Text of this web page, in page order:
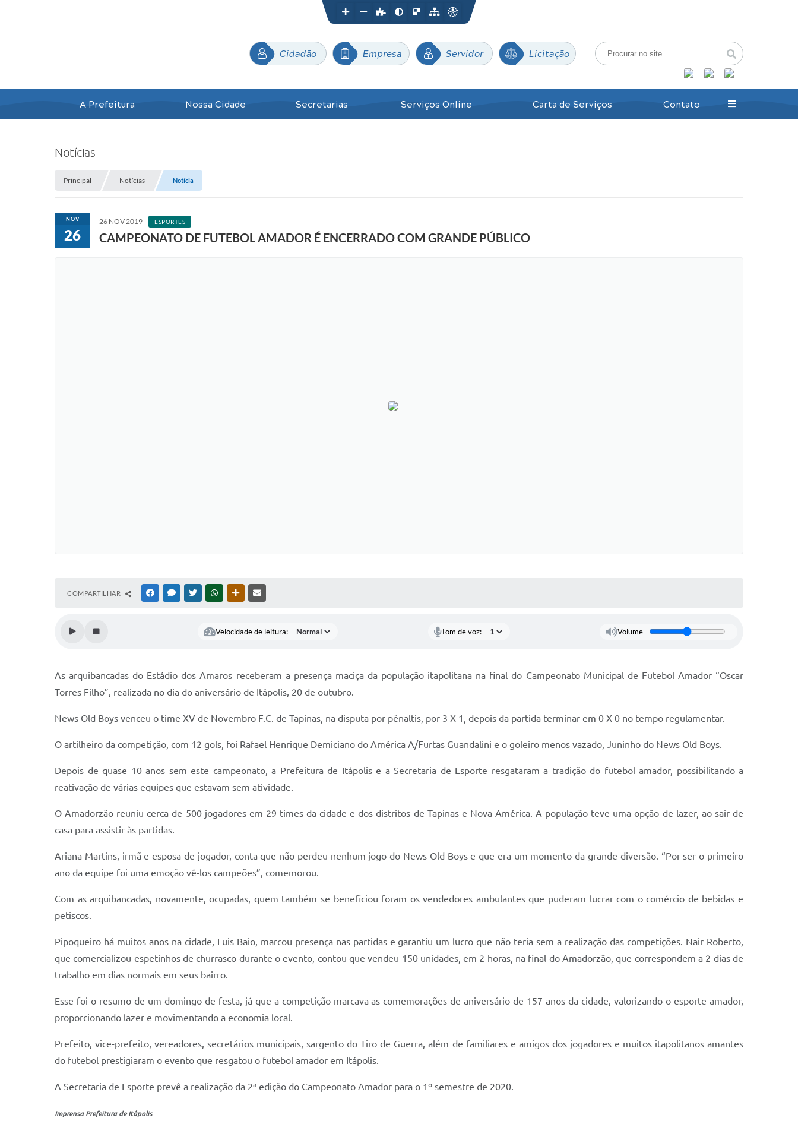
Cidadão Empresa Servidor Licitação
A Prefeitura Nossa Cidade Secretarias Serviços Online Carta de Serviços Contato
Notícias
Principal Notícias Notícia
NOV
26
26 NOV 2019 ESPORTES
CAMPEONATO DE FUTEBOL AMADOR É ENCERRADO COM GRANDE PÚBLICO
COMPARTILHAR FACEBOOKMESSENGER
TWITTERWHATSAPPOUTRAS MÍDIAS
Velocidade de leitura: Tom de voz: Volume
As arquibancadas do Estádio dos Amaros receberam a presença maciça da população itapolitana na final do Campeonato Municipal de Futebol Amador “Oscar
Torres Filho”, realizada no dia do aniversário de Itápolis, 20 de outubro.
News Old Boys venceu o time XV de Novembro F.C. de Tapinas, na disputa por pênaltis, por 3 X 1, depois da partida terminar em 0 X 0 no tempo regulamentar.
O artilheiro da competição, com 12 gols, foi Rafael Henrique Demiciano do América A/Furtas Guandalini e o goleiro menos vazado, Juninho do News Old Boys.
Depois de quase 10 anos sem este campeonato, a Prefeitura de Itápolis e a Secretaria de Esporte resgataram a tradição do futebol amador, possibilitando a
reativação de várias equipes que estavam sem atividade.
O Amadorzão reuniu cerca de 500 jogadores em 29 times da cidade e dos distritos de Tapinas e Nova América. A população teve uma opção de lazer, ao sair de
casa para assistir às partidas.
Ariana Martins, irmã e esposa de jogador, conta que não perdeu nenhum jogo do News Old Boys e que era um momento da grande diversão. “Por ser o primeiro
ano da equipe foi uma emoção vê-los campeões”, comemorou.
Com as arquibancadas, novamente, ocupadas, quem também se beneficiou foram os vendedores ambulantes que puderam lucrar com o comércio de bebidas e
petiscos.
Pipoqueiro há muitos anos na cidade, Luis Baio, marcou presença nas partidas e garantiu um lucro que não teria sem a realização das competições. Nair Roberto,
que comercializou espetinhos de churrasco durante o evento, contou que vendeu 150 unidades, em 2 horas, na final do Amadorzão, que correspondem a 2 dias de
trabalho em dias normais em seus bairro.
Esse foi o resumo de um domingo de festa, já que a competição marcava as comemorações de aniversário de 157 anos da cidade, valorizando o esporte amador,
proporcionando lazer e movimentando a economia local.
Prefeito, vice-prefeito, vereadores, secretários municipais, sargento do Tiro de Guerra, além de familiares e amigos dos jogadores e muitos itapolitanos amantes
do futebol prestigiaram o evento que resgatou o futebol amador em Itápolis.
A Secretaria de Esporte prevê a realização da 2ª edição do Campeonato Amador para o 1º semestre de 2020.
Imprensa Prefeitura de Itápolis